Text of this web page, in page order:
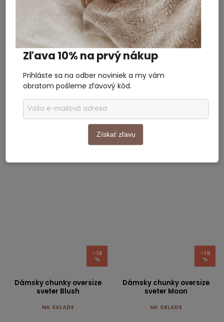
Dámska mikina Coffee
Beige
NA SKLADE
65 €
Detail
–30
Dámska mikina Baking
Powder Mom Beige
NA SKLADE
Detail
–19
%
Dámsky chunky oversize
sveter Blush
NA SKLADE
Akcia
–19
%
Dámsky chunky oversize
sveter Moon
NA SKLADE
Zľava 10% na prvý nákup
Prihláste sa na odber noviniek a my vám
obratom pošleme zľavový kód.
Získať zľavu